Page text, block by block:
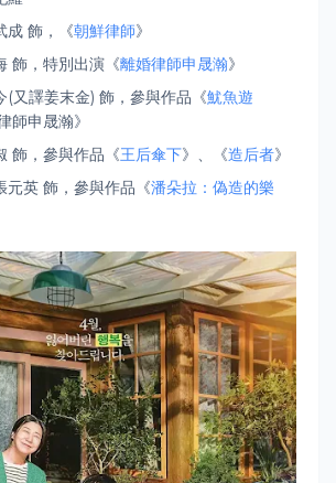
成 飾，《朝鮮律師》
飾，特別出演《離婚律師申晟瀚》
(又譯姜末金) 飾，參與作品《魷魚遊
師申晟瀚》
飾，參與作品《王后傘下》、《造后者》
元英 飾，參與作品《潘朵拉：偽造的樂